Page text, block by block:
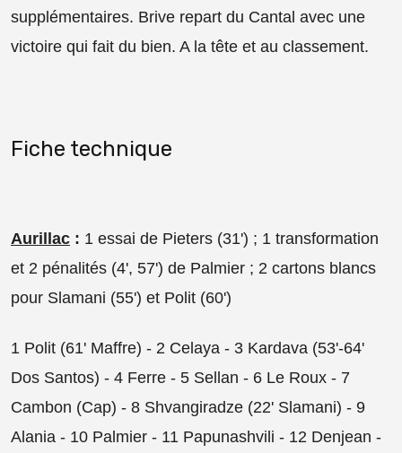
supplémentaires. Brive repart du Cantal avec une
victoire qui fait du bien. A la tête et au classement.
Fiche technique
Aurillac : 1 essai de Pieters (31') ; 1 transformation
et 2 pénalités (4', 57') de Palmier ; 2 cartons blancs
pour Slamani (55') et Polit (60')
1 Polit (61' Maffre) - 2 Celaya - 3 Kardava (53'-64'
Dos Santos) - 4 Ferre - 5 Sellan - 6 Le Roux - 7
Cambon (Cap) - 8 Shvangiradze (22' Slamani) - 9
Alania - 10 Palmier - 11 Papunashvili - 12 Denjean -